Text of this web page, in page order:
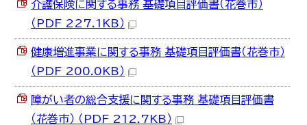
介護保険に関する事務 基礎項目評価書（花巻市）
（PDF 227.1KB）
健康増進事業に関する事務 基礎項目評価書（花巻市）
（PDF 200.0KB）
障がい者の総合支援に関する事務 基礎項目評価書
（花巻市） （PDF 212.7KB）